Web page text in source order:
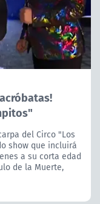
del Circo "Los
show que incluirá
a su corta edad
de la Muerte,